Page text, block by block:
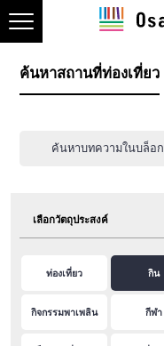
ค้นหาสถานที่ท่องเที่ยว
ค้นหาบทความในบล็อก
เลือกวัตถุประสงค์
ท่องเที่ยว กิน
กิจกรรมพาเพลิน กีฬา